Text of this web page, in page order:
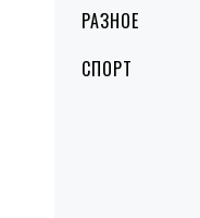
РАЗНОЕ
СПОРТ